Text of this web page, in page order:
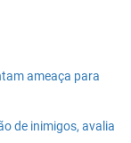
ameaça para
de inimigos, avalia